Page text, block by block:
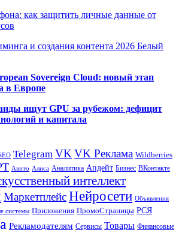
как защитить личные данные от
и создания контента 2026 Белый
Sovereign Cloud: новый этап
в Европе
ищут GPU за рубежом: дефицит
и капитала
Telegram VK VK Реклама Wildberries
Авито Алиса Аналитика Апдейт Бизнес ВКонтакте
интеллект
МаркетплейсНейросети Объявления
системы Приложения ПромоСтраницы РСЯ
Рекламодателям Сервисы Товары Финансовые